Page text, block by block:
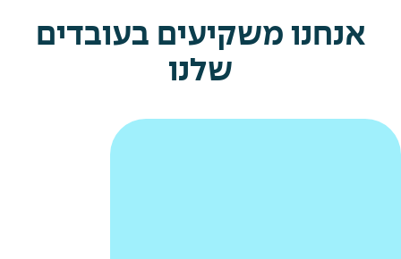
אנחנו משקיעים בעובדים
שלנו